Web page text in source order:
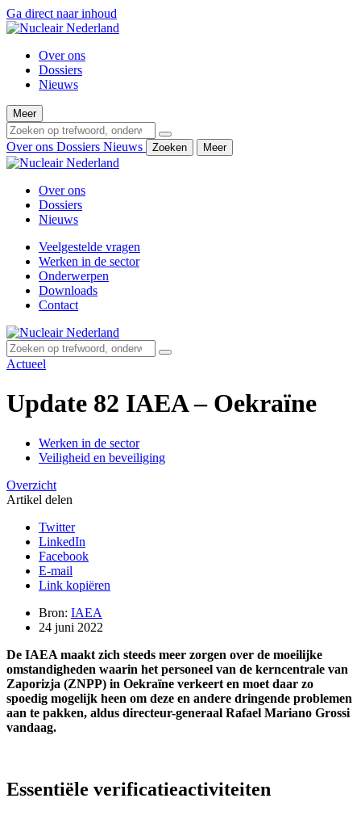
Ga direct naar inhoud
Over ons
Dossiers
Nieuws
Meer
Over ons Dossiers Nieuws Zoeken Meer
Over ons
Dossiers
Nieuws
Veelgestelde vragen
Werken in de sector
Onderwerpen
Downloads
Contact
Actueel
Update 82 IAEA – Oekraïne
Werken in de sector
Veiligheid en beveiliging
Overzicht
Artikel delen
Twitter
LinkedIn
Facebook
E-mail
Link kopiëren
Bron: IAEA
24 juni 2022
De IAEA maakt zich steeds meer zorgen over de moeilijke
omstandigheden waarin het personeel van de kerncentrale van
Zaporizja (ZNPP) in Oekraïne verkeert en moet daar zo
spoedig mogelijk heen om deze en andere dringende problemen
aan te pakken, aldus directeur-generaal Rafael Mariano Grossi
vandaag.
Essentiële verificatieactiviteiten